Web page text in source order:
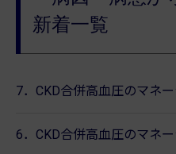
新着一覧
7．CKD合併高血圧のマネ
6．CKD合併高血圧のマネ